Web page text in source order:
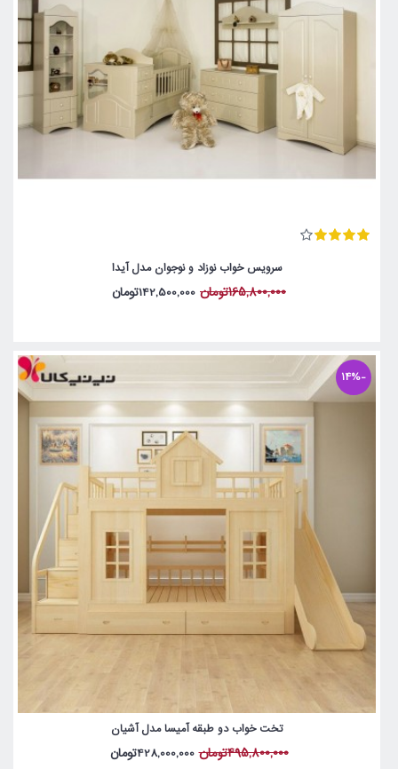
سرویس خواب نوزاد و نوجوان مدل آیدا
165,800,000تومان 142,500,000تومان
-14%
تخت خواب دو طبقه آمیسا مدل آشیان
495,800,000تومان 428,000,000تومان